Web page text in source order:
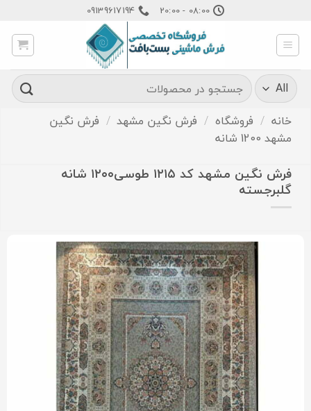
content
08:00 - 20:00
09139617194
جستجو
برای:
خانه / فروشگاه / فرش نگین مشهد / فرش نگین
مشهد 1200 شانه
فرش نگین مشهد کد ۱۲۱۵ طوسی۱۲۰۰ شانه
گلبرجسته